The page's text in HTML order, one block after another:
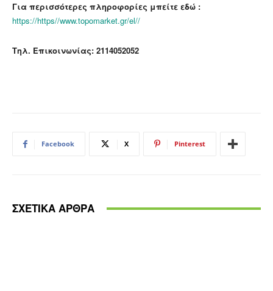
Για περισσότερες πληροφορίες μπείτε εδώ :
https://https//www.topomarket.gr/el//
Τηλ. Επικοινωνίας: 2114052052
Facebook X Pinterest
ΣΧΕΤΙΚΑ ΑΡΘΡΑ